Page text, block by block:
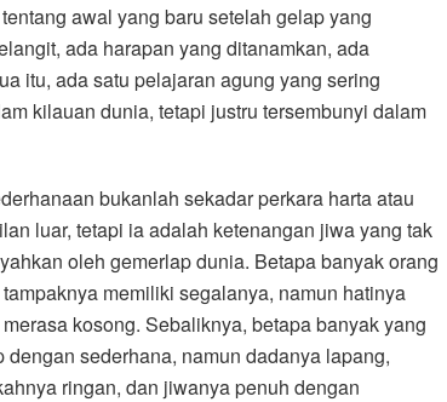
awal yang baru setelah gelap yang
ada harapan yang ditanamkan, ada
itu, ada satu pelajaran agung yang sering
kilauan dunia, tetapi justru tersembunyi dalam
bukanlah sekadar perkara harta atau
luar, tetapi ia adalah ketenangan jiwa yang tak
oleh gemerlap dunia. Betapa banyak orang
memiliki segalanya, namun hatinya
kosong. Sebaliknya, betapa banyak yang
dengan sederhana, namun dadanya lapang,
ringan, dan jiwanya penuh dengan